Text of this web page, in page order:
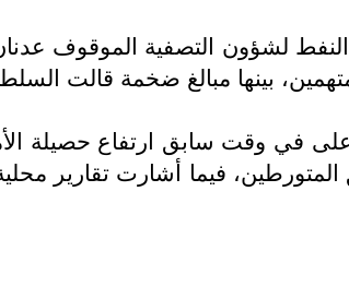
لشؤون التصفية الموقوف
بينها مبالغ ضخمة قالت
المتورطين، فيما أشارت تقارير